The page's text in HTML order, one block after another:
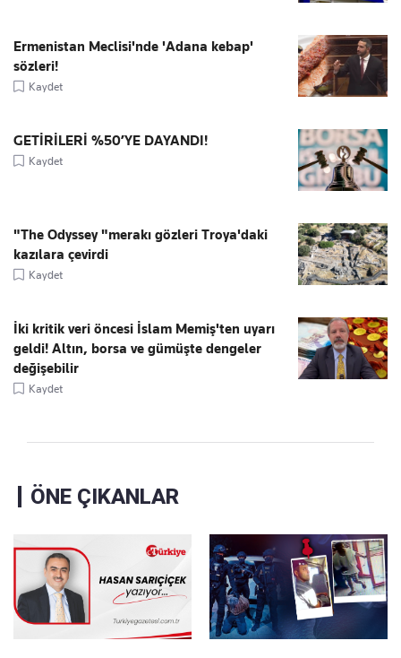
Ermenistan Meclisi'nde 'Adana kebap'
sözleri!
Kaydet
GETİRİLERİ %50’YE DAYANDI!
Kaydet
"The Odyssey "merakı gözleri Troya'daki
kazılara çevirdi
Kaydet
İki kritik veri öncesi İslam Memiş'ten uyarı
geldi! Altın, borsa ve gümüşte dengeler
değişebilir
Kaydet
ÖNE ÇIKANLAR